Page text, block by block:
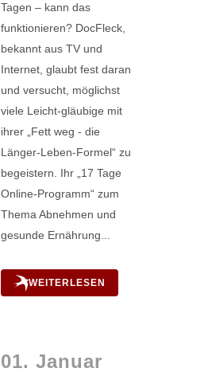
Tagen – kann das
funktionieren? DocFleck,
bekannt aus TV und
Internet, glaubt fest daran
und versucht, möglichst
viele Leicht-gläubige mit
ihrer „Fett weg - die
Länger-Leben-Formel“ zu
begeistern. Ihr „17 Tage
Online-Programm“ zum
Thema Abnehmen und
gesunde Ernährung...
WEITERLESEN
01. Januar